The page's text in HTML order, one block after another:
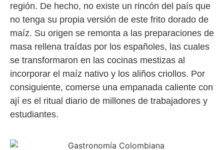
región. De hecho, no existe un rincón del país que
no tenga su propia versión de este frito dorado de
maíz. Su origen se remonta a las preparaciones de
masa rellena traídas por los españoles, las cuales
se transformaron en las cocinas mestizas al
incorporar el maíz nativo y los aliños criollos. Por
consiguiente, comerse una empanada caliente con
ají es el ritual diario de millones de trabajadores y
estudiantes.